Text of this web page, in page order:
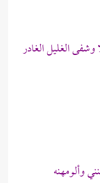
الغليل الغادر
وألومهنه